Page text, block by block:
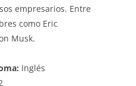
empresarios. Entre
como Eric
Musk.
Inglés